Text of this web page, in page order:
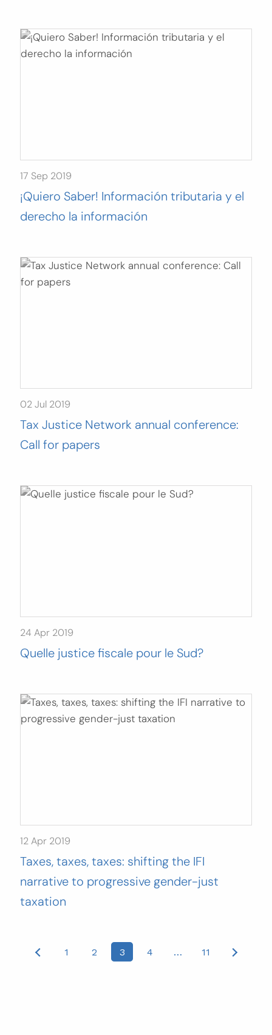
17 Sep 2019
¡Quiero Saber! Información tributaria y el
derecho la información
02 Jul 2019
Tax Justice Network annual conference:
Call for papers
24 Apr 2019
Quelle justice fiscale pour le Sud?
12 Apr 2019
Taxes, taxes, taxes: shifting the IFI
narrative to progressive gender-just
taxation
Posts1 2 3 4 … 11